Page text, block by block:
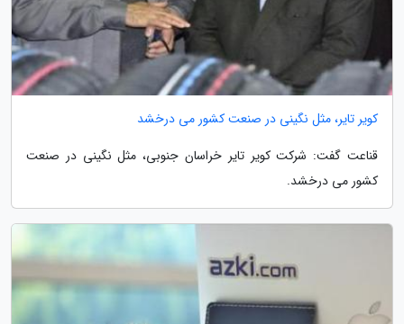
کویر تایر، مثل نگینی در صنعت کشور می درخشد
قناعت گفت: شرکت کویر تایر خراسان جنوبی، مثل نگینی در صنعت
کشور می درخشد.